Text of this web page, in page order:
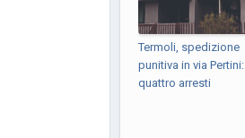
Termoli, spedizione
punitiva in via Pertini:
quattro arresti